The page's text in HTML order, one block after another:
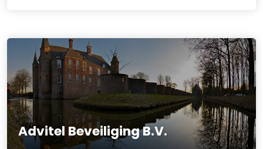
Advitel Beveiliging B.V.